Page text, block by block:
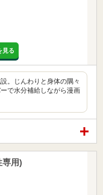
見る
。じんわりと身体の隅々
で水分補給しながら漫画
用)